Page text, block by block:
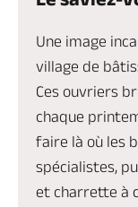
Une image
village de
Ces ouvriers
chaque
faire là où les
spécialistes,
et charrette à